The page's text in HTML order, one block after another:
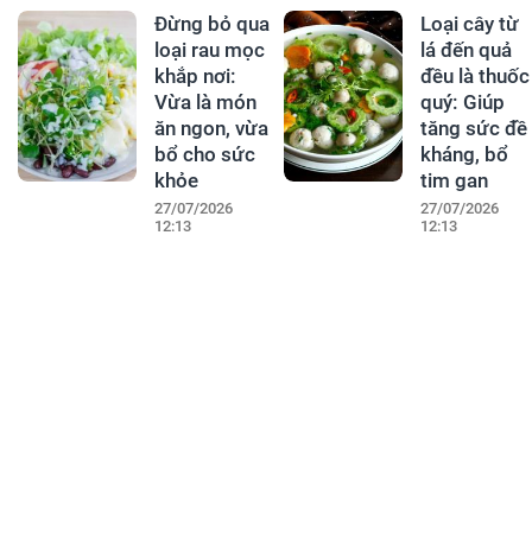
Đừng bỏ qua
loại rau mọc
khắp nơi:
Vừa là món
ăn ngon, vừa
bổ cho sức
khỏe
27/07/2026
12:13
Loại cây từ
lá đến quả
đều là thuốc
quý: Giúp
tăng sức đề
kháng, bổ
tim gan
27/07/2026
12:13